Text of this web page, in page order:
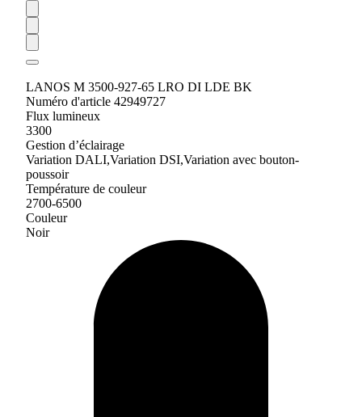
LANOS M 3500-927-65 LRO DI LDE BK
Numéro d'article 42949727
Flux lumineux
3300
Gestion d’éclairage
Variation DALI,Variation DSI,Variation avec bouton-
poussoir
Température de couleur
2700-6500
Couleur
Noir